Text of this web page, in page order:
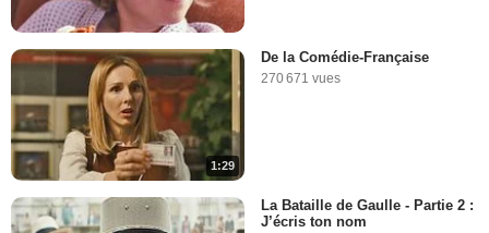
1:29
De la Comédie-Française
270 671 vues
La Bataille de Gaulle - Partie 2 :
J’écris ton nom